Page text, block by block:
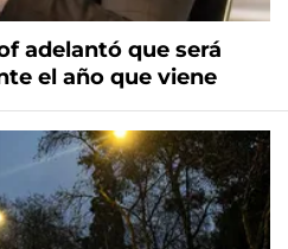
adelantó que será
el año que viene